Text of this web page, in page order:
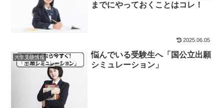
までにやっておくことはコレ！
2025.06.05
大学受験情報
悩んでいる受験生へ「国公立出願
シミュレーション」